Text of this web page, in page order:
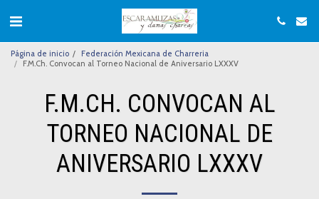
Página de inicio
Federación Mexicana de Charreria
F.M.Ch. Convocan al Torneo Nacional de Aniversario LXXXV
F.M.CH. CONVOCAN AL
TORNEO NACIONAL DE
ANIVERSARIO LXXXV